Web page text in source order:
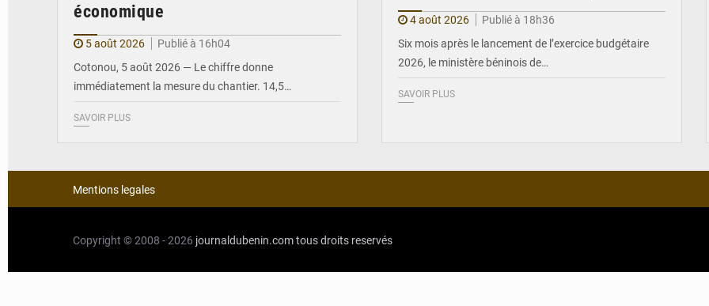
économique
5 août 2026
Publié à 16h04
Cotonou, 5 août 2026 — Le chiffre donne
immédiatement la mesure du chantier. 14,5…
SAVOIR PLUS
4 août 2026
Publié à 18h36
Six mois après le lancement de l’exercice budgétaire
2026, le ministère béninois de…
SAVOIR PLUS
Mentions legales
Copyright © 2008 - 2026 journaldubenin.comtous droits reservés